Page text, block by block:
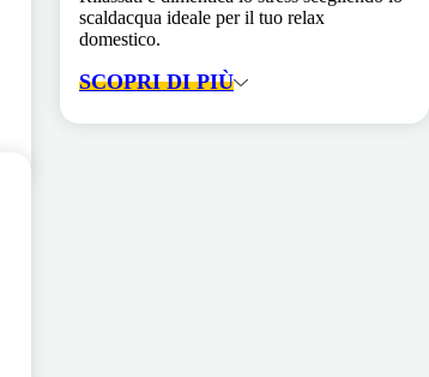
scaldacqua ideale per il tuo relax
domestico.
SCOPRI DI PIÙ